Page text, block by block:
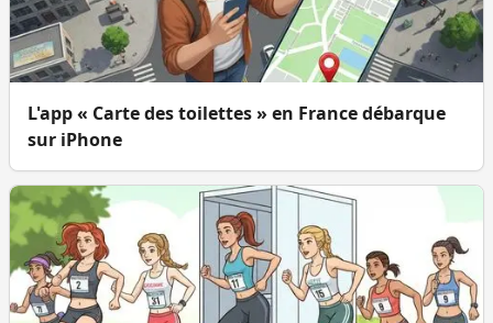
L'app « Carte des toilettes » en France débarque
sur iPhone